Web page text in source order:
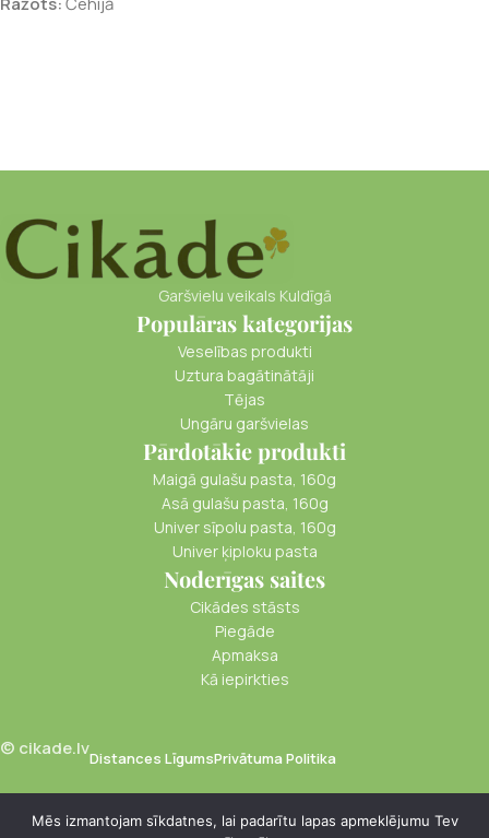
Garšvielu veikals Kuldīgā
Populāras kategorijas
Veselības produkti
Uztura bagātinātāji
Tējas
Ungāru garšvielas
Pārdotākie produkti
Maigā gulašu pasta, 160g
Asā gulašu pasta, 160g
Univer sīpolu pasta, 160g
Univer ķiploku pasta
Noderīgas saites
Cikādes stāsts
Piegāde
Apmaksa
Kā iepirkties
© cikade.lvDistances LīgumsPrivātuma Politika
Mēs izmantojam sīkdatnes, lai padarītu lapas apmeklējumu Tev